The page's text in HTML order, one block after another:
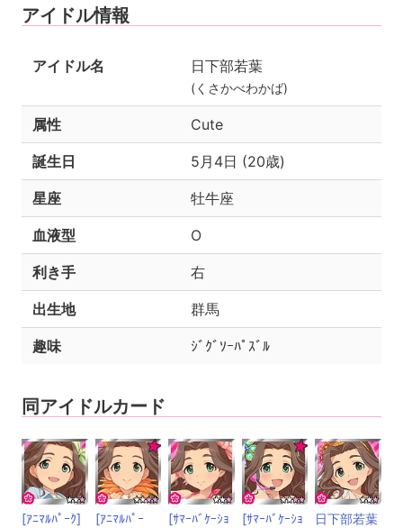
アイドル情報
アイドル名 日下部若葉
(くさかべわかば)
属性 Cute
誕生日 5月4日 (20歳)
星座 牡牛座
血液型 O
利き手 右
出生地 群馬
趣味 ｼﾞｸﾞｿｰﾊﾟｽﾞﾙ
同アイドルカード
[ｱﾆﾏﾙﾊﾟｰｸ]
[ｱﾆﾏﾙﾊﾟｰ
[ｻﾏｰﾊﾞｹｰｼｮ
[ｻﾏｰﾊﾞｹｰｼｮ
日下部若葉